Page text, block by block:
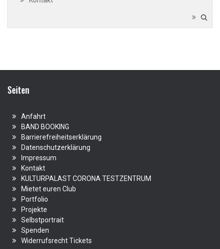
Seiten
Anfahrt
BAND BOOKING
Barrierefreiheitserklärung
Datenschutzerklärung
Impressum
Kontakt
KULTURPALAST CORONA TESTZENTRUM
Mietet euren Club
Portfolio
Projekte
Selbstportrait
Spenden
Widerrufsrecht Tickets